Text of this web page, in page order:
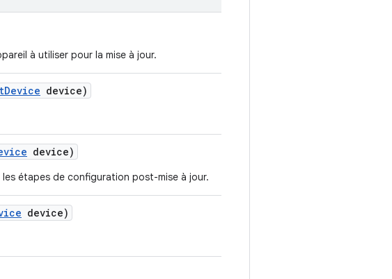
à utiliser pour la mise à jour.
Device device)
device)
étapes de configuration post-mise à jour.
device)